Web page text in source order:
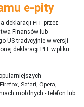
e-pity
deklaracji PIT przez
Finansów lub
US tradycyjnie w wersji
deklaracji PIT w pliku
Safari, Opera,
mobilnych - telefon lub